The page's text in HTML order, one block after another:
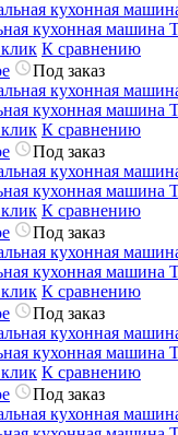
кухонная
К сравнению
Под заказ
кухонная
К сравнению
Под заказ
кухонная
К сравнению
Под заказ
кухонная
К сравнению
Под заказ
кухонная
К сравнению
Под заказ